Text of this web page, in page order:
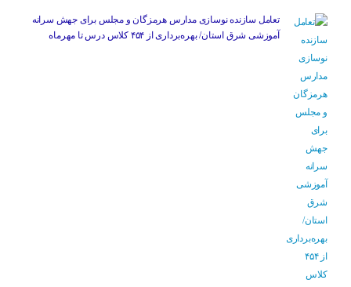
تعامل سازنده نوسازی مدارس هرمزگان و مجلس برای جهش سرانه
آموزشی شرق استان/ بهره‌برداری از ۴۵۴ کلاس درس تا مهرماه